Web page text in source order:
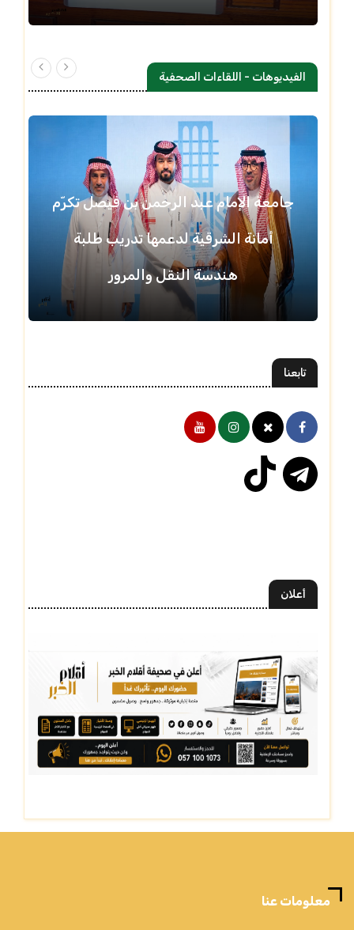
الفيديوهات - اللقاءات الصحفية
جامعة الإمام عبد الرحمن بن فيصل تكرّم
أمانة الشرقية لدعمها تدريب طلبة
هندسة النقل والمرور
تابعنا
أعلان
معلومات عنا